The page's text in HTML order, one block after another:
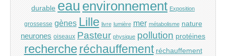
durable eau environnement Exposition
grossesse gènes Lille livre lumière mer métabolisme nature
neurones oiseaux Pasteur physique pollution protéines
recherche réchauffement réchauffement